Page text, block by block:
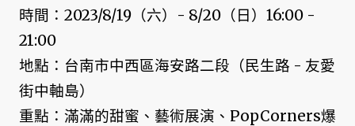
時間：2023/8/19（六）- 8/20（日）16:00 -
21:00
地點：台南市中西區海安路二段（民生路 - 友愛
街中軸島）
重點：滿滿的甜蜜、藝術展演、PopCorners爆